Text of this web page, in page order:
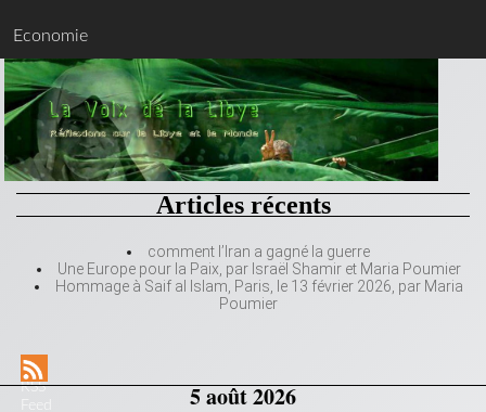
Economie
Articles récents
comment l’Iran a gagné la guerre
Une Europe pour la Paix, par Israël Shamir et Maria Poumier
Hommage à Saif al Islam, Paris, le 13 février 2026, par Maria
Poumier
RSS
5 août 2026